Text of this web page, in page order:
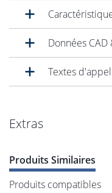
Données CAD
Textes
Extras
Produits Similaires
Produits compatibles